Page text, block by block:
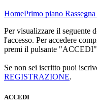
HomePrimo piano
Per visualizzare il seguente
l'accesso. Per accedere
premi il pulsante
Se non sei iscritto puoi
REGISTRAZIONE.
ACCEDI